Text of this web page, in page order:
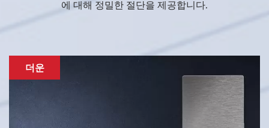
에 대해 정밀한 절단을 제공합니다.
더운